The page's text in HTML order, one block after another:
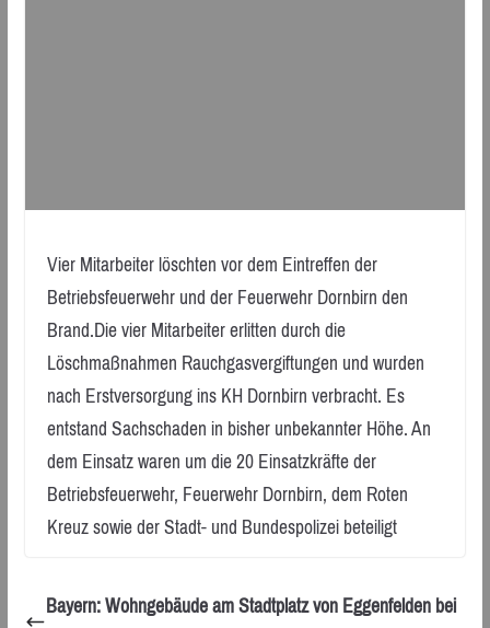
Vier Mitarbeiter löschten vor dem Eintreffen der
Betriebsfeuerwehr und der Feuerwehr Dornbirn den
Brand.Die vier Mitarbeiter erlitten durch die
Löschmaßnahmen Rauchgasvergiftungen und wurden
nach Erstversorgung ins KH Dornbirn verbracht. Es
entstand Sachschaden in bisher unbekannter Höhe. An
dem Einsatz waren um die 20 Einsatzkräfte der
Betriebsfeuerwehr, Feuerwehr Dornbirn, dem Roten
Kreuz sowie der Stadt- und Bundespolizei beteiligt
Bayern: Wohngebäude am Stadtplatz von Eggenfelden bei